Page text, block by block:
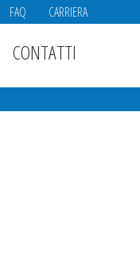
FAQ CARRIERA
CONTATTI